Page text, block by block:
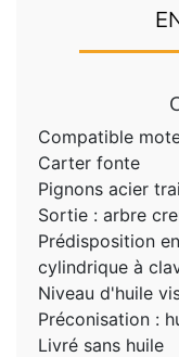
Compatible
Carter fonte
Pignons acier
Sortie : arbre
Prédisposition
cylindrique à
Niveau d'huile
Préconisation :
Livré sans huile